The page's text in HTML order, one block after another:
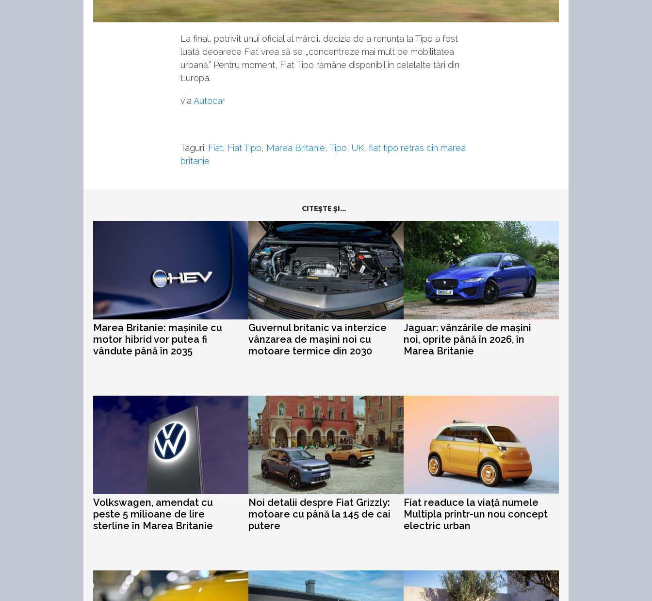
La final, potrivit unui oficial al mărcii, decizia de a renunța la Tipo a fost
luată deoarece Fiat vrea să se „concentreze mai mult pe mobilitatea
urbană.” Pentru moment, Fiat Tipo rămâne disponibil în celelalte țări din
Europa.
viaAutocar
Taguri: Fiat, Fiat Tipo, Marea Britanie, Tipo, UK, fiat tipo retras din marea
britanie
CITEŞTE ŞI...
Marea Britanie: mașinile cu
motor hibrid vor putea fi
vândute până în 2035
Guvernul britanic va interzice
vânzarea de mașini noi cu
motoare termice din 2030
Jaguar: vânzările de mașini
noi, oprite până în 2026, în
Marea Britanie
Volkswagen, amendat cu
peste 5 milioane de lire
sterline în Marea Britanie
Noi detalii despre Fiat Grizzly:
motoare cu până la 145 de cai
putere
Fiat readuce la viață numele
Multipla printr-un nou concept
electric urban